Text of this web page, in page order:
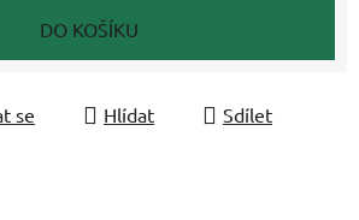
DO KOŠÍKU
se Hlídat Sdílet